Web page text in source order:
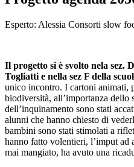
Esperto: Alessia Consorti slow
Il progetto si è svolto nela sez.
Togliatti e nella sez F della
unico incontro. I cartoni animati,
biodiversità, all’importanza dello
dell’inquinamento sono stati
alunni che hanno chiesto di
bambini sono stati stimolati a
hanno fatto volentieri, l’imput ad
mai mangiato, ha avuto una